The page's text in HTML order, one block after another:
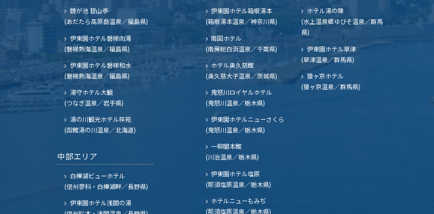
鏡が池 碧山亭
(あだたら高原岳温泉／福島県)
伊東園ホテル磐梯向滝
(磐梯熱海温泉／福島県)
伊東園ホテル磐梯和水
(磐梯熱海温泉／福島県)
湯守ホテル大観
(つなぎ温泉／岩手県)
湯の川観光ホテル祥苑
(函館湯の川温泉／北海道)
中部エリア
白樺湖ビューホテル
(信州蓼科・白樺湖畔／長野県)
伊東園ホテル浅間の湯
伊東園ホテル箱根湯本
(箱根湯本温泉／神奈川県)
南国ホテル
(南房総白浜温泉／千葉県)
ホテル奥久慈館
(奥久慈大子温泉／茨城県)
鬼怒川ロイヤルホテル
(鬼怒川温泉／栃木県)
伊東園ホテルニューさくら
(鬼怒川温泉／栃木県)
一柳閣本館
(川治温泉／栃木県)
伊東園ホテル塩原
(那須塩原温泉／栃木県)
ホテルニューもみぢ
(那須塩原温泉／栃木県)
ホテル湯の陣
(水上温泉郷ゆびそ温泉／群馬
県)
伊東園ホテル草津
(草津温泉／群馬県)
猿ヶ京ホテル
(猿ヶ京温泉／群馬県)